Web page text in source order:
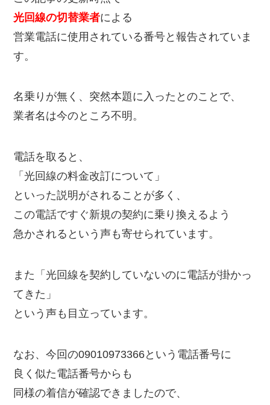
光回線の切替業者による
営業電話に使用されている番号と報告されていま
す。
名乗りが無く、突然本題に入ったとのことで、
業者名は今のところ不明。
電話を取ると、
「光回線の料金改訂について」
といった説明がされることが多く、
この電話ですぐ新規の契約に乗り換えるよう
急かされるという声も寄せられています。
また「光回線を契約していないのに電話が掛かっ
てきた」
という声も目立っています。
なお、今回の09010973366という電話番号に
良く似た電話番号からも
同様の着信が確認できましたので、